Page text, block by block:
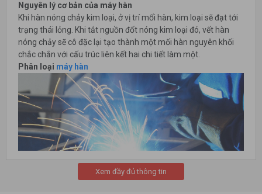
Nguyên lý cơ bản của máy hàn
Khi hàn nóng chảy kim loại, ở vị trí mối hàn, kim loại sẽ đạt tới
trạng thái lỏng. Khi tắt nguồn đốt nóng kim loại đó, vết hàn
nóng chảy sẽ cô đặc lại tạo thành một mối hàn nguyên khối
chắc chắn với cấu trúc liên kết hai chi tiết làm một.
Phân loại máy hàn
Xem đầy đủ thông tin